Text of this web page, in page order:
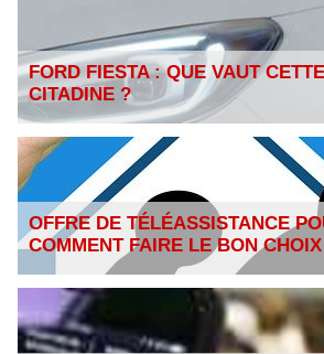
FORD FIESTA : QUE VAUT
CITADINE ?
OFFRE DE TÉLÉASSISTANCE
COMMENT FAIRE LE BON